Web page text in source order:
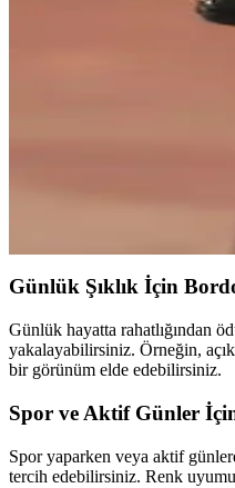
Gucci Jackie çantanın yeni
MAISON de SABRÉ
MAISON de SABRÉ Pikachu
Stella McCartney
Stella McCartney Falabella
Günlük Şıklık İçin
Günlük hayatta rahatlığından
yakalayabilirsiniz. Örneğin,
bir görünüm elde edebilirsiniz.
Spor ve Aktif Günler
Spor yaparken veya aktif
tercih edebilirsiniz. Renk uyumu